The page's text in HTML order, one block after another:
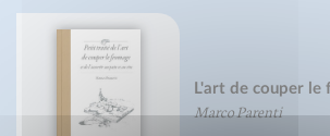
L'art de couper le
Marco Parenti